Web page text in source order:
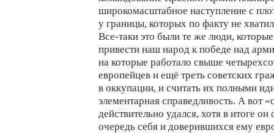
широкомасштабное наступление с
у границы, которых по факту не
Все-таки это были те же люди,
привести наш народ к победе над
на которые работало свыше
европейцев и ещё треть советских
в оккупации, и считать их полными
элементарная справедливость. А вот
действительно удался, хотя в итоге
очередь себя и доверившихся ему